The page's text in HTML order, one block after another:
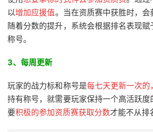
以增加应援值。当在资质赛中获胜时，会
随着分数的提升，系统会根据排名表现
称号。
3、每周更新
玩家的战力标和称号是每七天更新一次的，
持有称号，就需要玩家保持一个高活跃度
要积极的参加资质赛获取分数才能不从排